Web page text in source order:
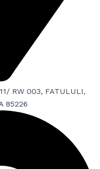
RW 003, FATULULI,
85226